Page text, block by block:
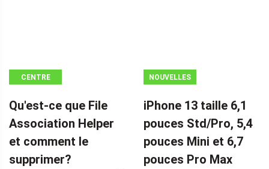
CENTRE
MINITOOL
Qu'est-ce que File
Association Helper
et comment le
supprimer?
NOUVELLES
iPhone 13 taille 6,1
pouces Std/Pro, 5,4
pouces Mini et 6,7
pouces Pro Max